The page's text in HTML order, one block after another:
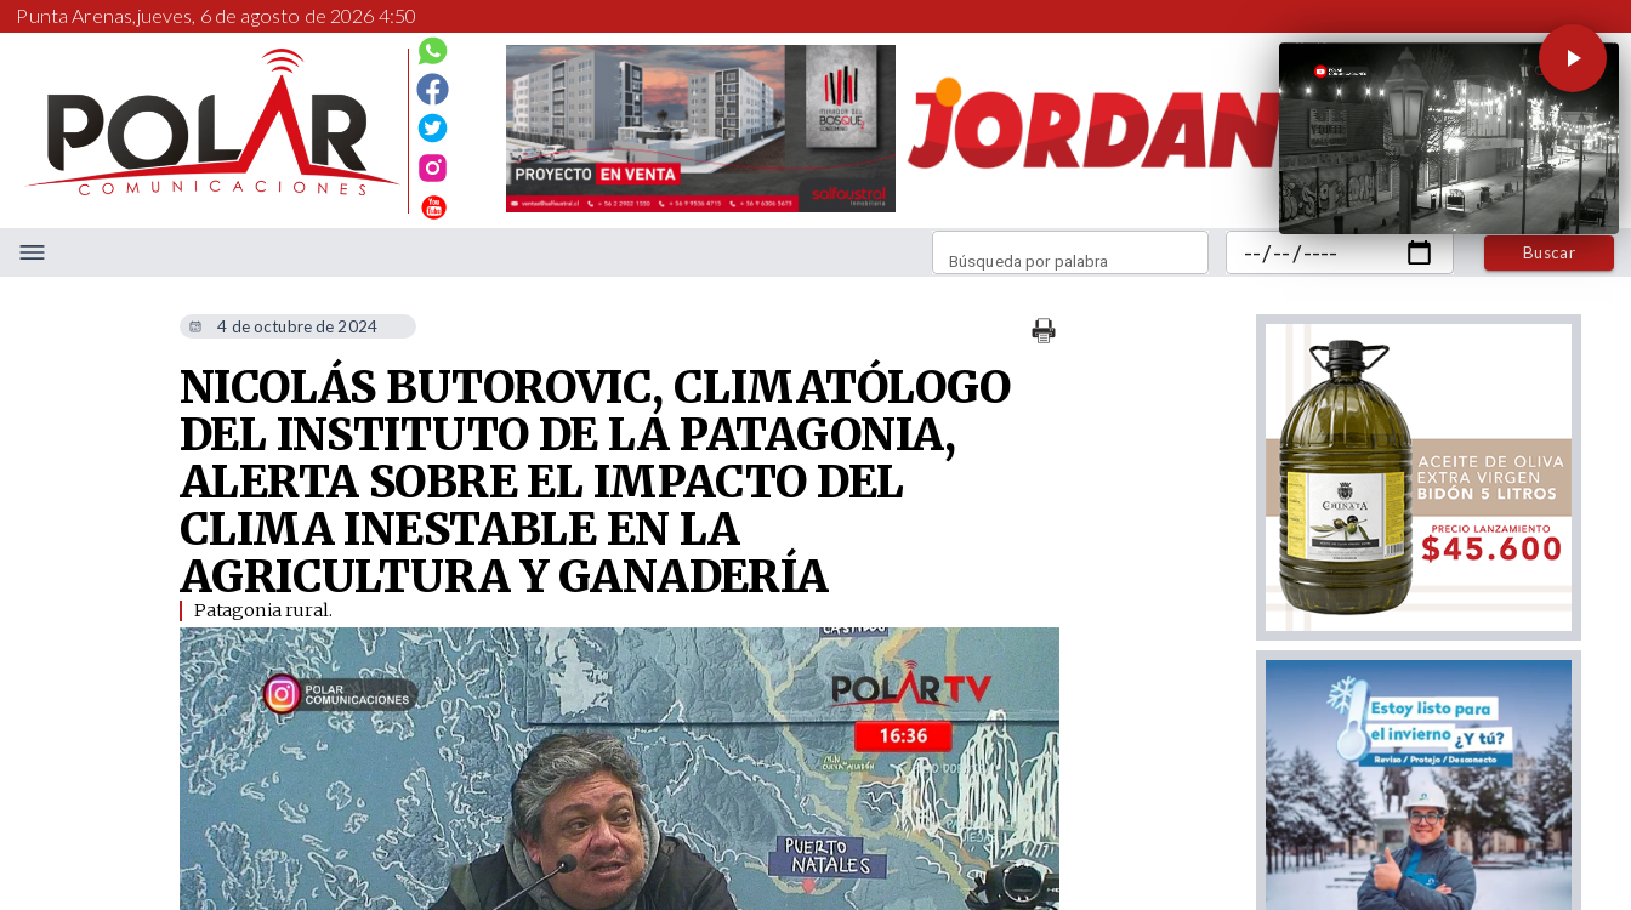
Punta Arenas,jueves, 6 de agosto de 2026 4:50
Buscar
Búsqueda por palabra
4 de octubre de 2024
NICOLÁS BUTOROVIC, CLIMATÓLOGO
DEL INSTITUTO DE LA PATAGONIA,
ALERTA SOBRE EL IMPACTO DEL
CLIMA INESTABLE EN LA
AGRICULTURA Y GANADERÍA
Patagonia rural.